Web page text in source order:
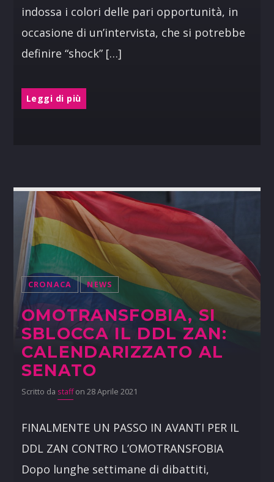
indossa i colori delle pari opportunità, in
occasione di un’intervista, che si potrebbe
definire “shock” […]
Leggi di più
CRONACA NEWS
OMOTRANSFOBIA, SI
SBLOCCA IL DDL ZAN:
CALENDARIZZATO AL
SENATO
Scritto da staffon 28 Aprile 2021
FINALMENTE UN PASSO IN AVANTI PER IL
DDL ZAN CONTRO L’OMOTRANSFOBIA
Dopo lunghe settimane di dibattiti,